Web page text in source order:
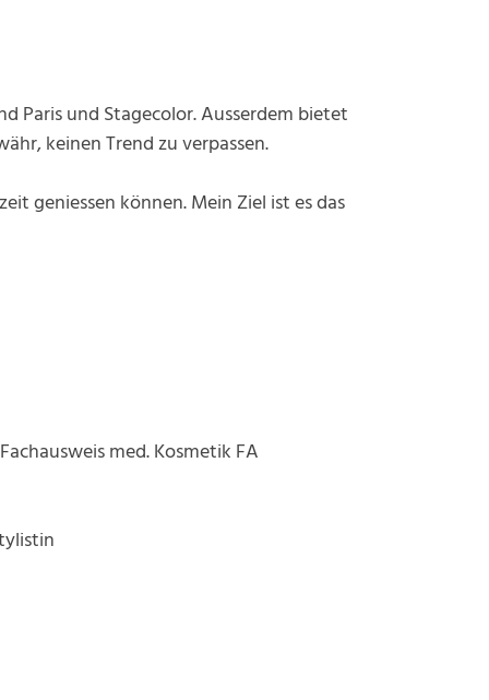
Paris und Stagecolor. Ausserdem bietet
keinen Trend zu verpassen.
geniessen können. Mein Ziel ist es das
med. Kosmetik FA